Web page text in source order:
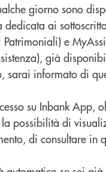
giorno sono
ai
e
già
sarai informato di
su Inbank
possibilità di
di consultare